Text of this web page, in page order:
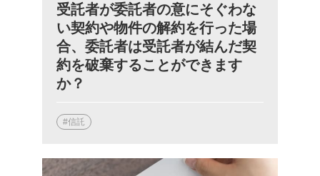
受託者が委託者の意にそぐわな
い契約や物件の解約を行った場
合、委託者は受託者が結んだ契
約を破棄することができます
か？
#信託